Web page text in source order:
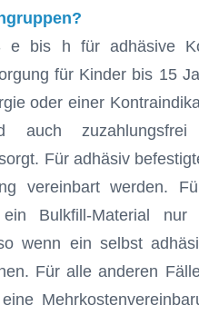
bis h für adhäsive
für Kinder bis 15
oder einer
auch
Für adhäsiv
vereinbart werden.
Bulkfill-Material
wenn ein selbst
Für alle anderen